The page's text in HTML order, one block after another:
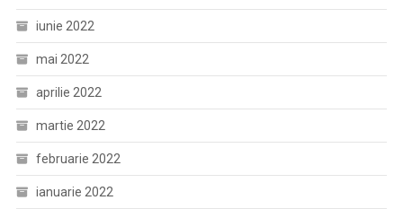
iunie 2022
mai 2022
aprilie 2022
martie 2022
februarie 2022
ianuarie 2022